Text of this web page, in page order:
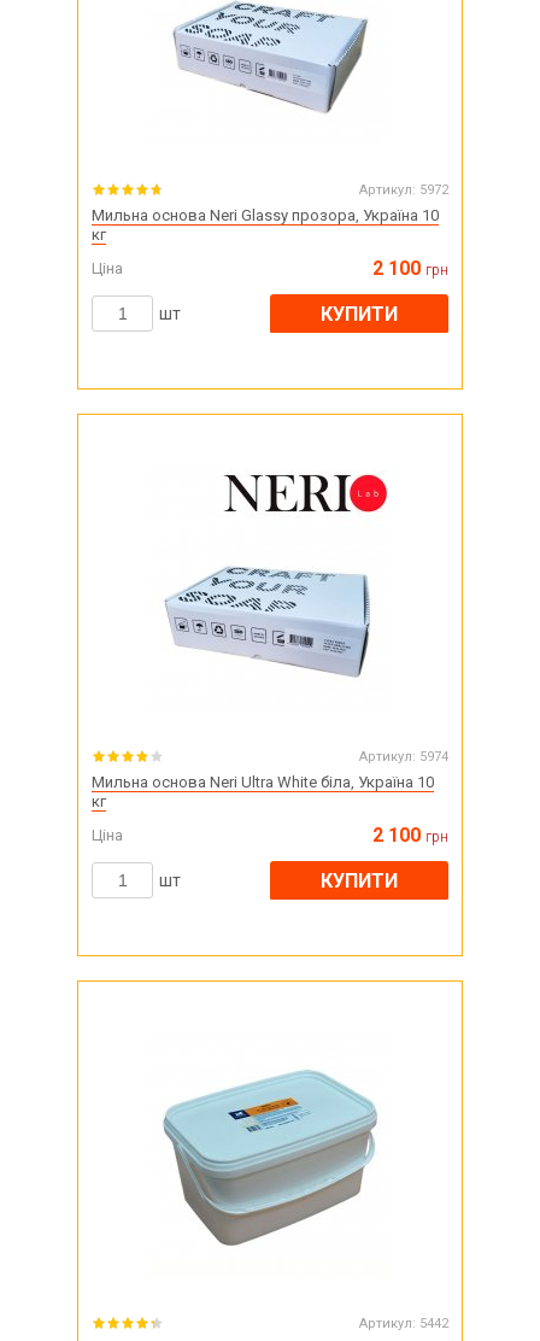
Артикул: 5972
Мильна основа Neri Glassy прозора, Україна 10
кг
Ціна
2 100 грн
шт КУПИТИ
Артикул: 5974
Мильна основа Neri Ultra White біла, Україна 10
кг
Ціна
2 100 грн
шт КУПИТИ
Артикул: 5442